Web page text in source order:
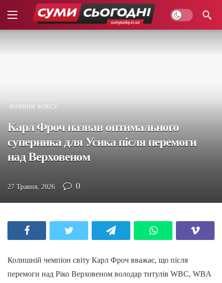
НОВИНИ БОКСУ
Карл Фроч назвав оптимального
суперника для Усика після перемоги
над Верховеном
27 Травня, 2026 0
Колишній чемпіон світу Карл Фроч вважає, що після
перемоги над Ріко Верховеном володар титулів WBC, WBA